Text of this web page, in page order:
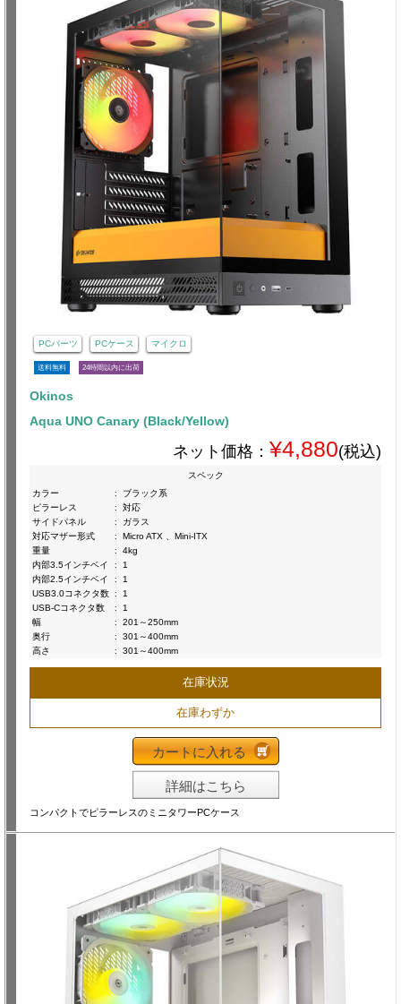
PCパーツ PCケース マイクロ
送料無料 24時間以内に出荷
Okinos
Aqua UNO Canary (Black/Yellow)
ネット価格： ¥4,880(税込)
スペック
カラー
:
ブラック系
ピラーレス
:
対応
サイドパネル
:
ガラス
対応マザー形式
:
Micro ATX 、Mini-ITX
重量
:
4kg
内部3.5インチベイ
:
1
内部2.5インチベイ
:
1
USB3.0コネクタ数 :
1
USB-Cコネクタ数
:
1
幅
:
201～250mm
奥行
:
301～400mm
高さ
: 301～400mm
在庫状況
在庫わずか
カートに入れる
詳細はこちら
コンパクトでピラーレスのミニタワーPCケース